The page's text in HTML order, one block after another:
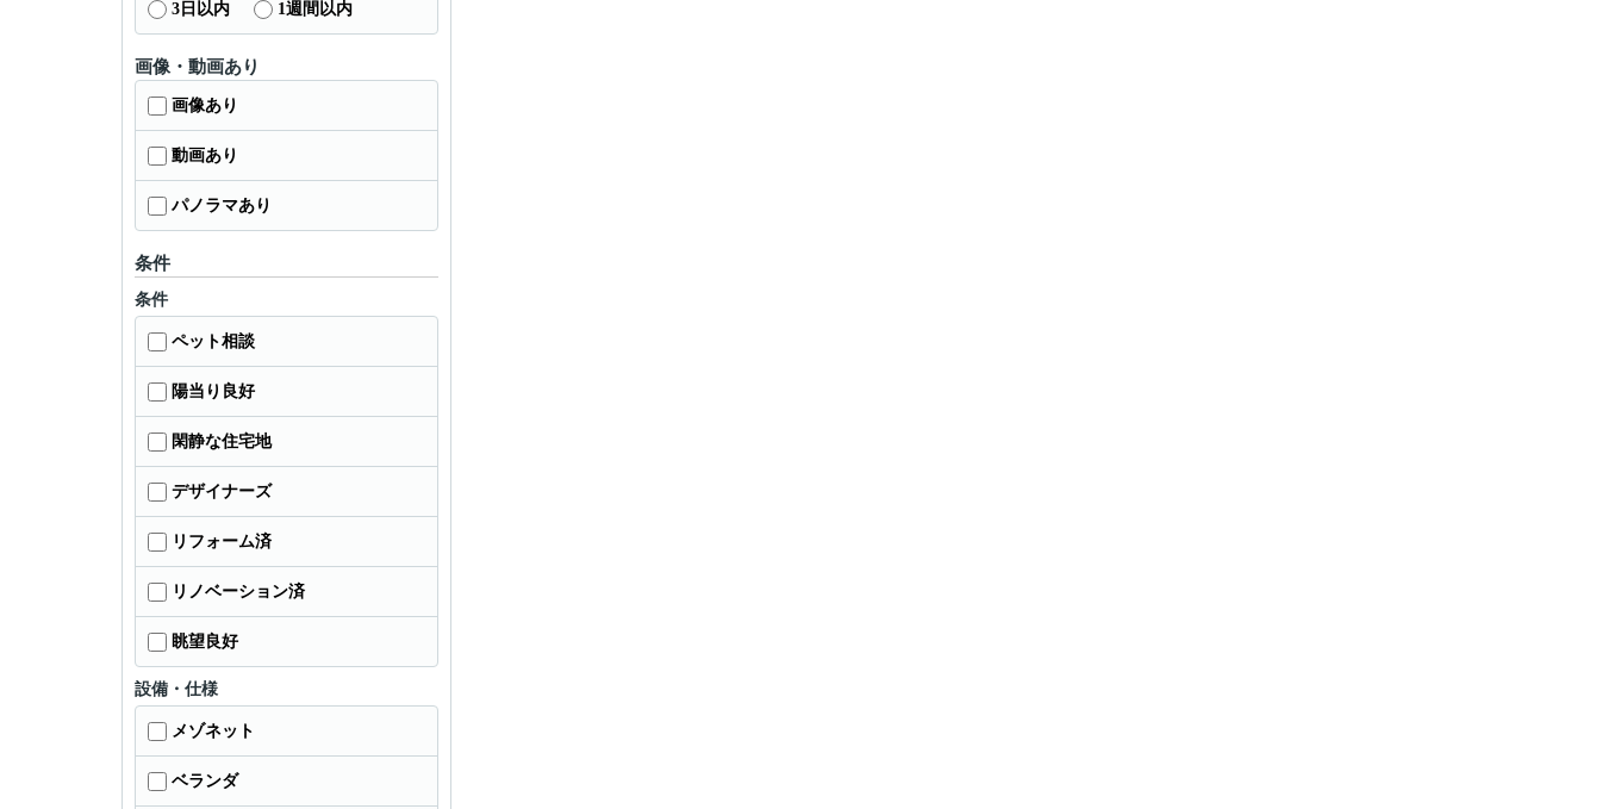
3日以内 1週間以内
画像・動画あり
画像あり
動画あり
パノラマあり
条件
条件
ペット相談
陽当り良好
閑静な住宅地
デザイナーズ
リフォーム済
リノベーション済
眺望良好
設備・仕様
メゾネット
ベランダ